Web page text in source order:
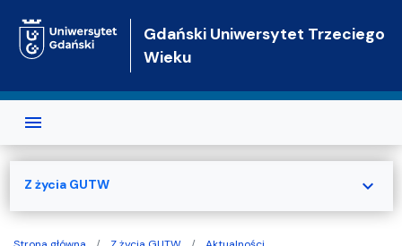
Gdański Uniwersytet Trzeciego
Wieku
Z życia GUTW expand_more